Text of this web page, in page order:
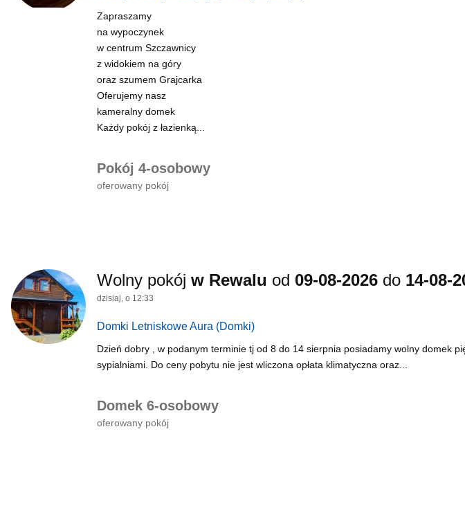
Zapraszamy
na wypoczynek
w centrum Szczawnicy
z widokiem na góry
oraz szumem Grajcarka
Oferujemy nasz
kameralny domek
Każdy pokój z łazienką...
Pokój 4-osobowy
oferowany pokój
Wolny pokój w Rewalu od 09-08-2026 do 14-08-
dzisiaj, o 12:33
Domki Letniskowe Aura (Domki)
Dzień dobry , w podanym terminie tj od 8 do 14 sierpnia posiadamy wolny domek
sypialniami. Do ceny pobytu nie jest wliczona opłata klimatyczna oraz...
Domek 6-osobowy
oferowany pokój